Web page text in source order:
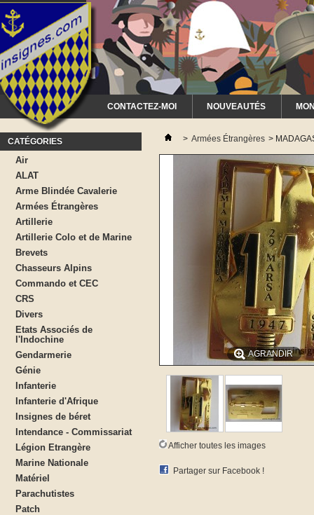
CONTACTEZ-MOI NOUVEAUTÉS
CATÉGORIES
Air
ALAT
Arme Blindée Cavalerie
Armées Étrangères
Artillerie
Artillerie Colo et de Marine
Brevets
Chasseurs Alpins
Commando et CEC
CRS
Divers
Etats Associés de
l'Indochine
Gendarmerie
Génie
Infanterie
Infanterie d'Afrique
Insignes de béret
Intendance - Commissariat
Légion Etrangère
Marine Nationale
Matériel
Parachutistes
Patch
> Armées Étrangères >
AGRANDIR
Afficher toutes les images
Partager sur Facebook !